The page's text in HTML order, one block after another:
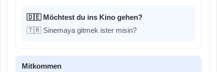
🇩🇪 Möchtest du ins Kino gehen?
🇹🇷 Sinemaya gitmek ister misin?
Mitkommen